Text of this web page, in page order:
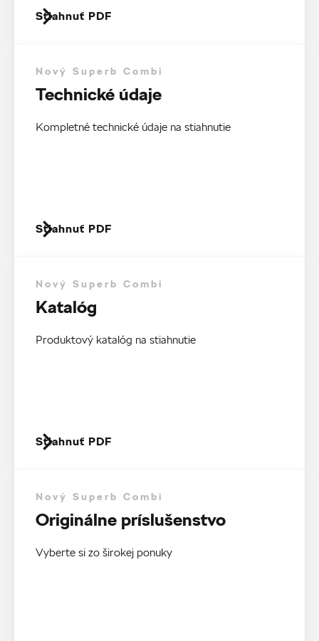
Stiahnuť PDF
Nový Superb Combi
Technické údaje
Kompletné technické údaje na stiahnutie
Stiahnuť PDF
Nový Superb Combi
Katalóg
Produktový katalóg na stiahnutie
Stiahnuť PDF
Nový Superb Combi
Originálne príslušenstvo
Vyberte si zo širokej ponuky